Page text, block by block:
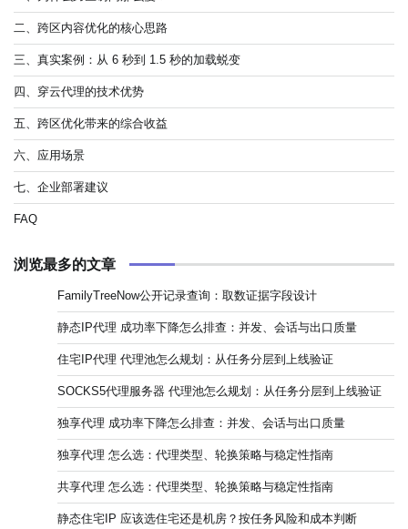
二、跨区内容优化的核心思路
三、真实案例：从 6 秒到 1.5 秒的加载蜕变
四、穿云代理的技术优势
五、跨区优化带来的综合收益
六、应用场景
七、企业部署建议
FAQ
浏览最多的文章
FamilyTreeNow公开记录查询：取数证据字段设计
静态IP代理 成功率下降怎么排查：并发、会话与出口质量
住宅IP代理 代理池怎么规划：从任务分层到上线验证
SOCKS5代理服务器 代理池怎么规划：从任务分层到上线验证
独享代理 成功率下降怎么排查：并发、会话与出口质量
独享代理 怎么选：代理类型、轮换策略与稳定性指南
共享代理 怎么选：代理类型、轮换策略与稳定性指南
静态住宅IP 应该选住宅还是机房？按任务风险和成本判断